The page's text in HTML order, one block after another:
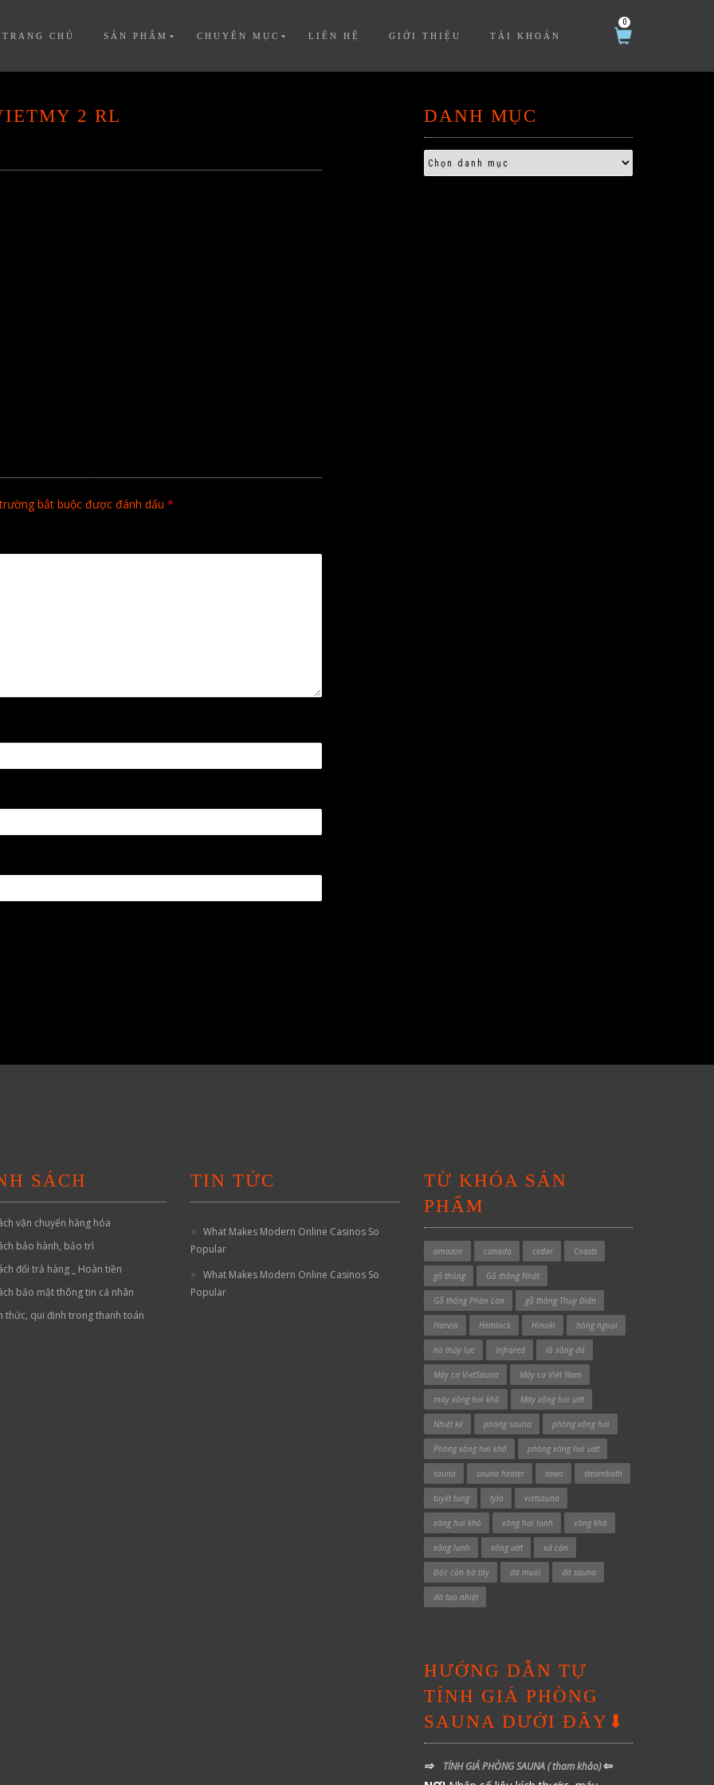
TRANG CHỦ SẢN PHẨM CHUYÊN MỤC LIÊN HỆ GIỚI THIỆU TÀI KHOẢN
0
2 RL
bắt buộc được đánh dấu *
DANH MỤC
SÁCH
vận chuyển hàng hóa
bảo hành, bảo trì
đổi trả hàng _ Hoàn tiền
bảo mật thông tin cá nhân
thức, qui định trong thanh toán
TIN TỨC
What Makes Modern Online Casinos So
Popular
What Makes Modern Online Casinos So
Popular
TỪ KHÓA SẢN
PHẨM
amazon canada cedar Coasts
gỗ thông Gỗ thông Nhật
Gỗ thông Phần Lan gỗ thông Thụy Điển
Harvia Hemlock Hinoki hồng ngoại
hồ thủy lực Infrared lò xông đá
Máy cơ VietSauna Máy cơ Việt Nam
máy xông hơi khô Máy xông hơi ướt
Nhiệt kế phòng sauna phòng xông hơi
Phòng xông hơi khô phòng xông hơi ướt
sauna sauna heater sawo steambath
tuyết tùng tylo vietsauna
xông hơi khô xông hơi lạnh xông khô
xông lạnh xông ướt xả cặn
Độc cần bờ tây đá muối đá sauna
đá tạo nhiệt
HƯỚNG DẪN TỰ
TÍNH GIÁ PHÒNG
SAUNA DƯỚI ĐÂY⬇
⇨ TÍNH GIÁ PHÒNG SAUNA( tham khảo)⇦